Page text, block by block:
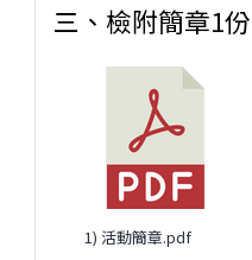
三、檢附簡章1
1) 活動簡章.pdf